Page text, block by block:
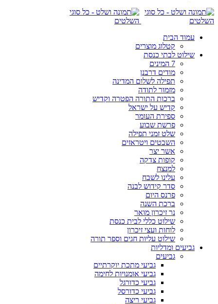
עמוד הבית
קטלוג מוצרים
שילוט לבתי כנסת
7 המינים
מודים דרבנן
תפילה לשלום המדינה
מזמור לתודה
ברכות התורה הפטרה וקדיש
קדיש על ישראל
ספירת העומר
פרשת שבוע
שלט זמני תפילה
השבטים ויטראזים
אשר יצר
קופות צדקה
למנצח
עלינו לשבח
סדר קידוש לבנה
פרנס היום
ברכת השנה
נר זיכרון מואר
שילוט כללי לבית כנסת
לוחות ועצי זיכרון
שילוט עליות חגים וספר תורה
גביעים ומדליות
גביעים
גביעי מתכת יוקרתיים
גביעי אומנויות לחימה
גביעי כדורגל
גביעי כדורסל
גביעי ריצה